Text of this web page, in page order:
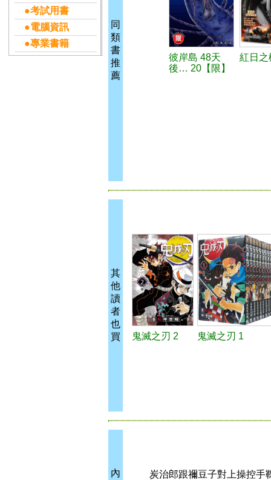
●考試用書
●電腦資訊
●專業書籍
同
類
書
推
薦
彼岸島 48天
後… 20【限】
紅日之
其
他
讀
者
也
買
鬼滅之刃 2 鬼滅之刃 1
內
炭治郎跟禰豆子對上操控手鞠